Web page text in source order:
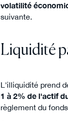
volatilité
suivante.
Liquidité
L'illiquidité prend
1 à 2% de l'actif
règlement du